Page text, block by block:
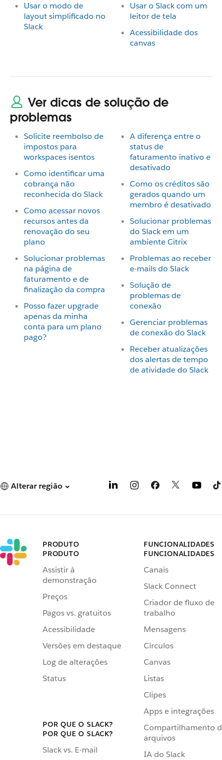
Usar o modo de
layout simplificado no
Slack
Usar o Slack com um
leitor de tela
Acessibilidade dos
canvas
Ver dicas de solução de
problemas
Solicite reembolso de
impostos para
workspaces isentos
Como identificar uma
cobrança não
reconhecida do Slack
Como acessar novos
recursos antes da
renovação do seu
plano
Solucionar problemas
na página de
faturamento e de
finalização da compra
Posso fazer upgrade
apenas da minha
conta para um plano
pago?
A diferença entre o
status de
faturamento inativo e
desativado
Como os créditos são
gerados quando um
membro é desativado
Solucionar problemas
do Slack em um
ambiente Citrix
Problemas ao receber
e-mails do Slack
Solução de
problemas de
conexão
Gerenciar problemas
de conexão do Slack
Receber atualizações
dos alertas de tempo
de atividade do Slack
Alterar região
PRODUTO
PRODUTO
Assistir à
demonstração
Preços
Pagos vs. gratuitos
Acessibilidade
Versões em destaque
Log de alterações
Status
POR QUE O SLACK?
POR QUE O SLACK?
Slack vs. E-mail
FUNCIONALIDADES
FUNCIONALIDADES
Canais
Slack Connect
Criador de fluxo de
trabalho
Mensagens
Círculos
Canvas
Listas
Clipes
Apps e integrações
Compartilhamento
arquivos
IA do Slack